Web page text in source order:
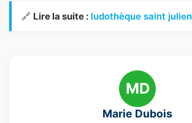
🔗 Lire la suite : ludothèque saint
MD
Marie Dubois